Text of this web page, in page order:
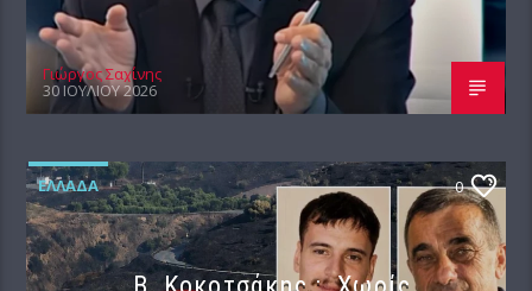
Γιώργος Σαχίνης
30 ΙΟΥΛΊΟΥ 2026
ΕΛΛΆΔΑ 0